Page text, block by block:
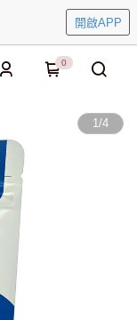
開啟APP
0
1/4